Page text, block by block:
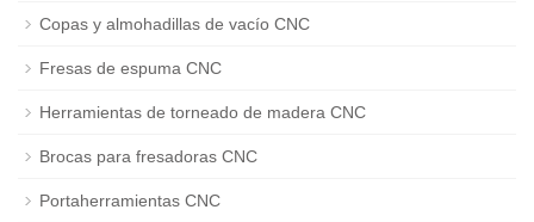
Copas y almohadillas de vacío CNC
Fresas de espuma CNC
Herramientas de torneado de madera CNC
Brocas para fresadoras CNC
Portaherramientas CNC